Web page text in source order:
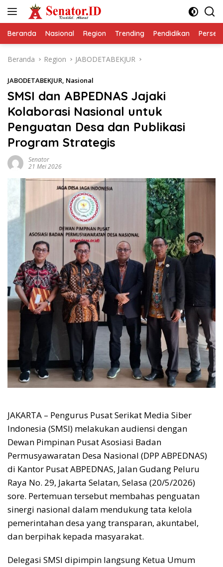
Beranda Nasional Region Trending Pendidikan
Beranda Region JABODETABEKJUR
JABODETABEKJUR, Nasional
SMSI dan ABPEDNAS Jajaki
Kolaborasi Nasional untuk
Penguatan Desa dan Publikasi
Program Strategis
Senator
21 Mei 2026
JAKARTA – Pengurus Pusat Serikat Media Siber
Indonesia (SMSI) melakukan audiensi dengan
Dewan Pimpinan Pusat Asosiasi Badan
Permusyawaratan Desa Nasional (DPP ABPEDNAS)
di Kantor Pusat ABPEDNAS, Jalan Gudang Peluru
Raya No. 29, Jakarta Selatan, Selasa (20/5/2026)
sore. Pertemuan tersebut membahas penguatan
sinergi nasional dalam mendukung tata kelola
pemerintahan desa yang transparan, akuntabel,
dan berpihak kepada masyarakat.
Delegasi SMSI dipimpin langsung Ketua Umum